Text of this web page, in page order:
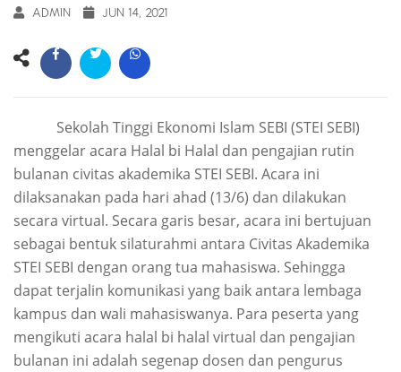
ADMIN JUN 14, 2021
Sekolah Tinggi Ekonomi Islam SEBI (STEI SEBI)
menggelar acara Halal bi Halal dan pengajian rutin
bulanan civitas akademika STEI SEBI. Acara ini
dilaksanakan pada hari ahad (13/6) dan dilakukan
secara virtual. Secara garis besar, acara ini bertujuan
sebagai bentuk silaturahmi antara Civitas Akademika
STEI SEBI dengan orang tua mahasiswa. Sehingga
dapat terjalin komunikasi yang baik antara lembaga
kampus dan wali mahasiswanya. Para peserta yang
mengikuti acara halal bi halal virtual dan pengajian
bulanan ini adalah segenap dosen dan pengurus